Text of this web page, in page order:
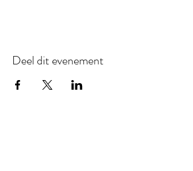
Deel dit evenement